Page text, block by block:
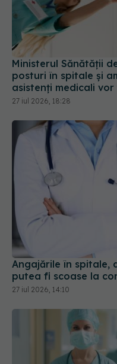
Ministerul Sănătății
posturi în spitale și
asistenți medicali
27 iul 2026, 18:28
Angajările în spitale,
putea fi scoase la
27 iul 2026, 14:10